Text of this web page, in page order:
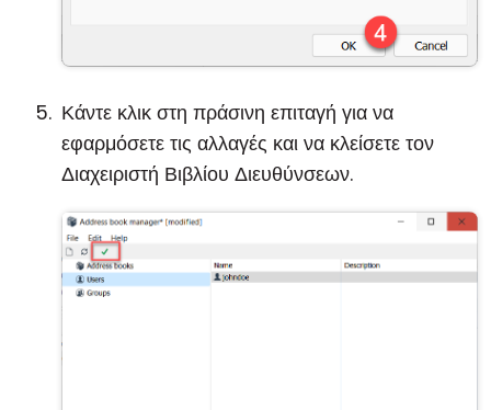
Κάντε κλικ στη πράσινη επιταγή για να
εφαρμόσετε τις αλλαγές και να κλείσετε τον
Διαχειριστή Βιβλίου Διευθύνσεων.